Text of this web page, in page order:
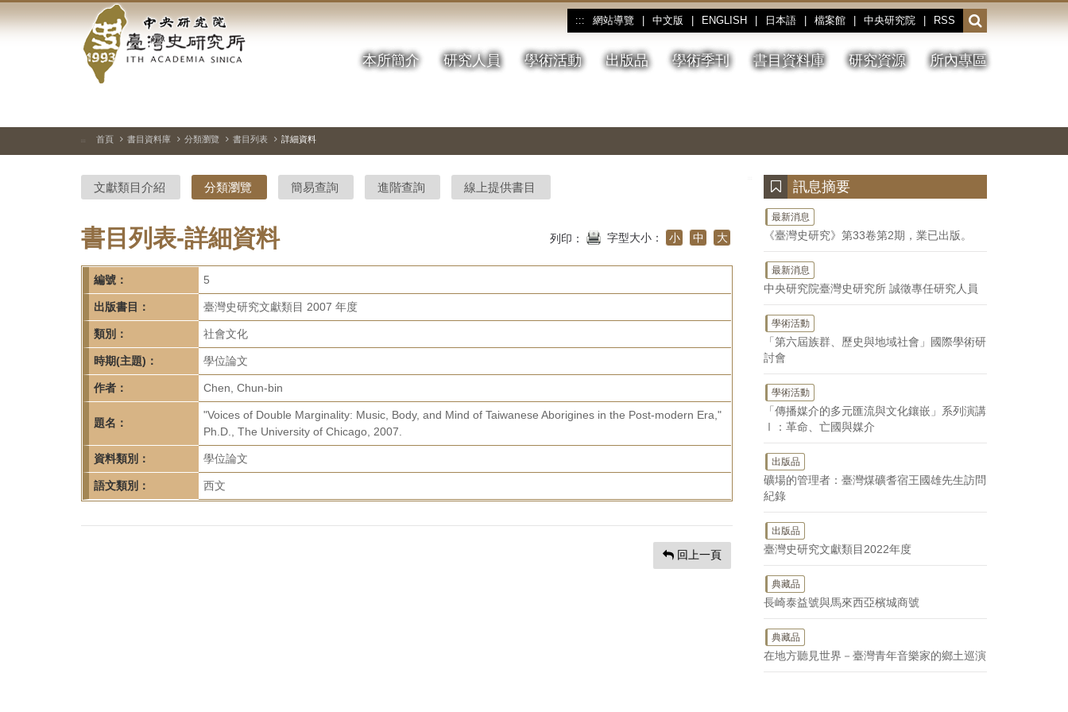
到
中
央
研
院-
臺
灣
史
研
究
所-
首
頁
::: 網站導覽 中文版 ENGLISH 日本語 檔案館 中央研究院 RSS
開
啟
或
收
本所簡介 研究人員 學術活動 出版品 學術季刊 書目資料庫 研究資源 所內專區
停、
圖
圖
結
::: 首頁 書目資料庫 分類瀏覽 書目列表 詳細資料
文獻類目介紹 分類瀏覽 簡易查詢 進階查詢 線上提供書目
書目列表-詳細資料 列印： 字型大小： 小 中 大
編號： 5
出版書目： 臺灣史研究文獻類目 2007 年度
類別： 社會文化
時期(主題)： 學位論文
作者： Chen, Chun-bin
題名：
"Voices of Double Marginality: Music, Body, and Mind of Taiwanese Aborigines in the Post-modern Era,"
Ph.D., The University of Chicago, 2007.
資料類別： 學位論文
語文類別： 西文
回上一頁
訊息摘要
最新消息
《臺灣史研究》第33卷第2期，業已出版。
最新消息
中央研究院臺灣史研究所 誠徵專任研究人員
學術活動
「第六屆族群、歷史與地域社會」國際學術研
討會
學術活動
「傳播媒介的多元匯流與文化鑲嵌」系列演講
Ⅰ：革命、亡國與媒介
出版品
礦場的管理者：臺灣煤礦耆宿王國雄先生訪問
紀錄
出版品
臺灣史研究文獻類目2022年度
典藏品
長崎泰益號與馬來西亞檳城商號
典藏品
在地方聽見世界－臺灣青年音樂家的鄉土巡演